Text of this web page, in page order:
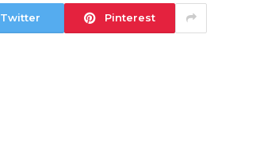
Twitter Pinterest